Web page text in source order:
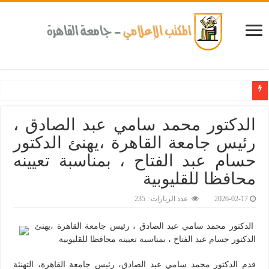
الدكتور محمد سامي عبد الصادق ،
رئيس جامعة القاهرة ،يهنئ الدكتور
حسام عبد الفتاح ، بمناسبة تعيينه
محافظا للقليوبية‎
2026-02-17 عدد الزيارات : 235
الدكتور محمد سامي عبد الصادق ، رئيس جامعة القاهرة ،يهنئ
الدكتور حسام عبد الفتاح ، بمناسبة تعيينه محافظا للقليوبية
قدم الدكتور محمد سامي عبد الصادق، رئيس جامعة القاهرة، التهنئة